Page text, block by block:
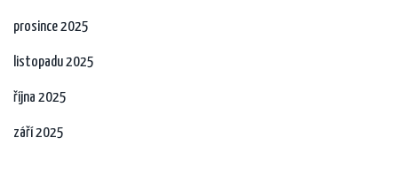
prosince 2025
listopadu 2025
října 2025
září 2025